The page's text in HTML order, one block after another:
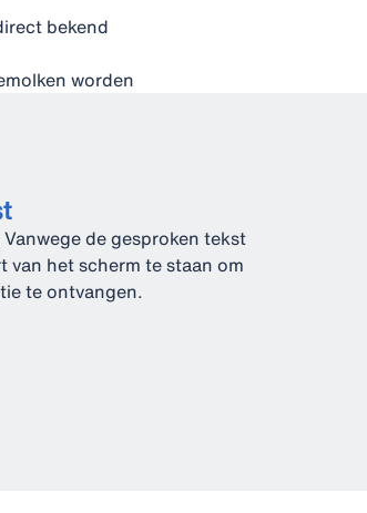
bekend
worden
de gesproken tekst
het scherm te staan om
te ontvangen.